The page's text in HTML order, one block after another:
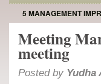
5 MANAGEMENT
Meeting
meeting
Posted by Yudha